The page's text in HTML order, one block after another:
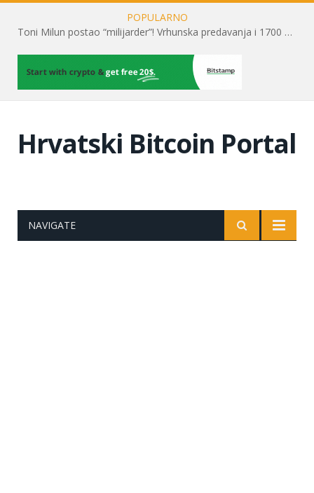
POPULARNO
Toni Milun postao “milijarder”! Vrhunska predavanja i 1700 posjetitelja obilježili su mjesec financijske pismenosti
Hrvatski Bitcoin Portal
NAVIGATE